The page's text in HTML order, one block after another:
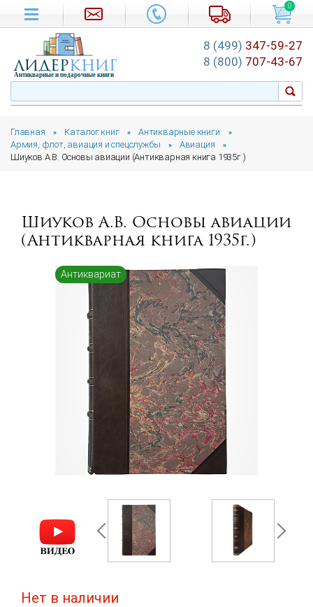
Главная » Каталог книг » Антикварные книги »
Армия, флот, авиация и спецслужбы » Авиация »
Шиуков А.В. Основы авиации (Антикварная книга 1935г.)
Шиуков А.В. Основы авиации
(Антикварная книга 1935г.)
Антиквариат
Нет в наличии
0
лидеркниг
Антикварные и подарочные книги
8 (499) 347-59-27
8 (800) 707-43-67